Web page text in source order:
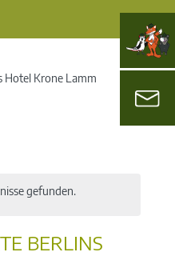
Krone Lamm
gefunden.
BERLINS